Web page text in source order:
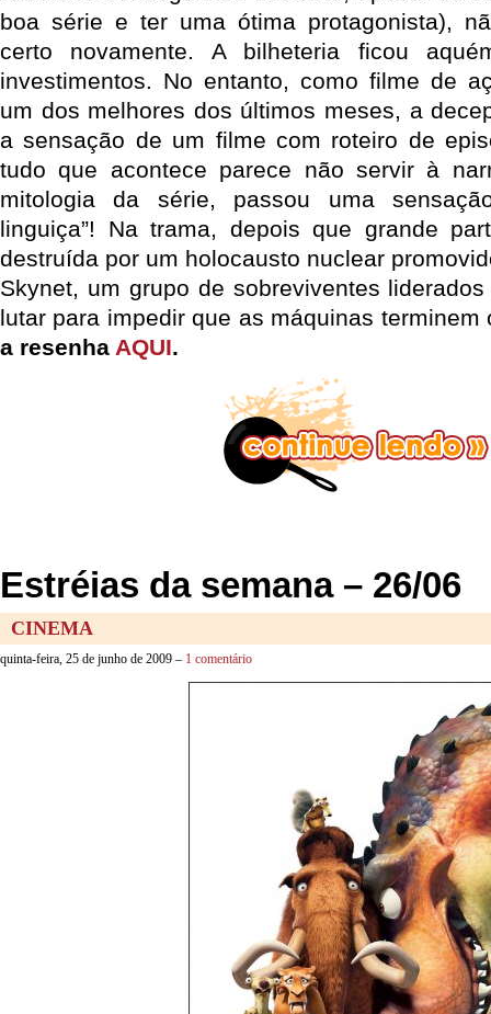
boa série e ter uma ótima protagonista),
certo novamente. A bilheteria ficou
investimentos. No entanto, como filme de
um dos melhores dos últimos meses, a
a sensação de um filme com roteiro de
tudo que acontece parece não servir à
mitologia da série, passou uma
linguiça”! Na trama, depois que grande
destruída por um holocausto nuclear
Skynet, um grupo de sobreviventes
lutar para impedir que as máquinas
a resenha AQUI.
Estréias da semana – 26/06
CINEMA
quinta-feira, 25 de junho de 2009 – 1 comentário